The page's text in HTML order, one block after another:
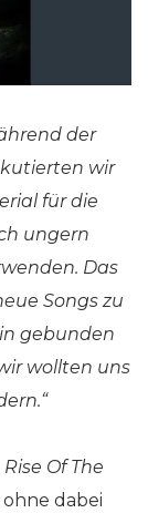
der
wir
für die
ungern
Das
Songs zu
gebunden
wollten uns
Rise Of The
dabei